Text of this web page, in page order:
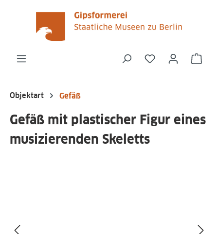
springen
Du hast 0
Objektart Gefäß
Gefäß mit plastischer Figur eines
musizierenden Skeletts